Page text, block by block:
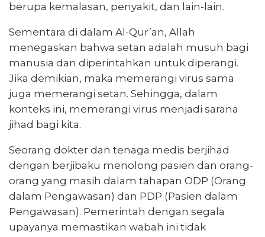
berupa kemalasan, penyakit, dan lain-lain.
Sementara di dalam Al-Qur’an, Allah
menegaskan bahwa setan adalah musuh bagi
manusia dan diperintahkan untuk diperangi.
Jika demikian, maka memerangi virus sama
juga memerangi setan. Sehingga, dalam
konteks ini, memerangi virus menjadi sarana
jihad bagi kita.
Seorang dokter dan tenaga medis berjihad
dengan berjibaku menolong pasien dan orang-
orang yang masih dalam tahapan ODP (Orang
dalam Pengawasan) dan PDP (Pasien dalam
Pengawasan). Pemerintah dengan segala
upayanya memastikan wabah ini tidak